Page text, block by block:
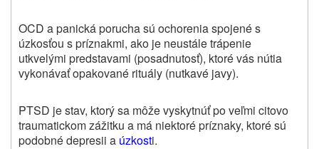
OCD a panická porucha sú ochorenia spojené s
úzkosťou s príznakmi, ako je neustále trápenie
utkvelými predstavami (posadnutosť), ktoré vás nútia
vykonávať opakované rituály (nutkavé javy).
PTSD je stav, ktorý sa môže vyskytnúť po veľmi citovo
traumatickom zážitku a má niektoré príznaky, ktoré sú
podobné depresii a úzkosti.